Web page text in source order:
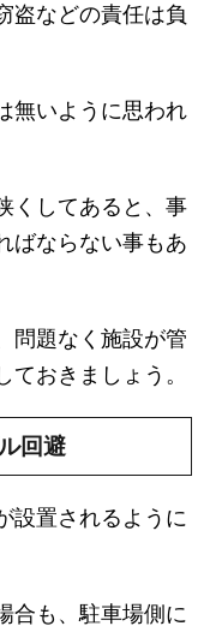
盗などの責任は負
無いように思われ
くしてあると、事
ばならない事もあ
問題なく施設が管
おきましょう。
回避
設置されるように
合も、駐車場側に